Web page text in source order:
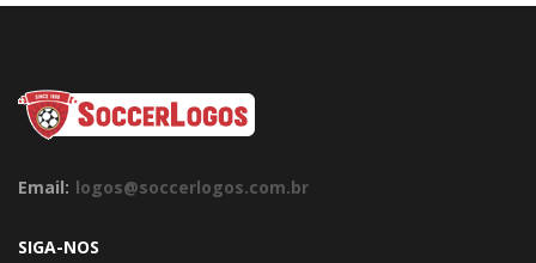
Email: logos@soccerlogos.com.br
SIGA-NOS